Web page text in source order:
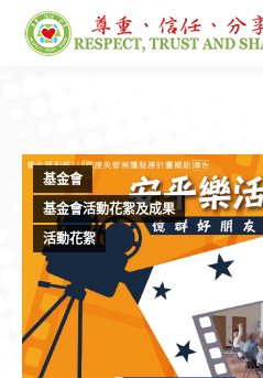
基金會
基金會活動花絮及成果
活動花絮